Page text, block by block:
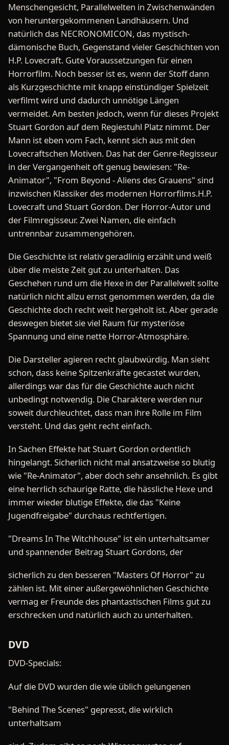
Menschengesicht, Parallelwelten in Zwischenwänden
von heruntergekommenen Landhäusern. Und
natürlich das NECRONOMICON, das mystisch-
dämonische Buch, Gegenstand vieler Geschichten von
H.P. Lovecraft. Gute Voraussetzungen für einen
Horrorfilm. Noch besser ist es, wenn der Stoff dann
als Kurzgeschichte mit knapp einstündiger Spielzeit
verfilmt wird und dadurch unnötige Längen
vermeidet. Am besten jedoch, wenn für dieses Projekt
Stuart Gordon auf dem Regiestuhl Platz nimmt. Der
Mann ist eben vom Fach, kennt sich aus mit den
Lovecraftschen Motiven. Das hat der Genre-Regisseur
in der Vergangenheit oft genug bewiesen: "Re-
Animator", "From Beyond - Aliens des Grauens" sind
inzwischen Klassiker des modernen Horrorfilms.H.P.
Lovecraft und Stuart Gordon. Der Horror-Autor und
der Filmregisseur. Zwei Namen, die einfach
untrennbar zusammengehören.
Die Geschichte ist relativ geradlinig erzählt und weiß
über die meiste Zeit gut zu unterhalten. Das
Geschehen rund um die Hexe in der Parallelwelt sollte
natürlich nicht allzu ernst genommen werden, da die
Geschichte doch recht weit hergeholt ist. Aber gerade
deswegen bietet sie viel Raum für mysteriöse
Spannung und eine nette Horror-Atmosphäre.
Die Darsteller agieren recht glaubwürdig. Man sieht
schon, dass keine Spitzenkräfte gecastet wurden,
allerdings war das für die Geschichte auch nicht
unbedingt notwendig. Die Charaktere werden nur
soweit durchleuchtet, dass man ihre Rolle im Film
versteht. Und das geht recht einfach.
In Sachen Effekte hat Stuart Gordon ordentlich
hingelangt. Sicherlich nicht mal ansatzweise so blutig
wie "Re-Animator", aber doch sehr ansehnlich. Es gibt
eine herrlich schaurige Ratte, die hässliche Hexe und
immer wieder blutige Effekte, die das "Keine
Jugendfreigabe" durchaus rechtfertigen.
"Dreams In The Witchhouse" ist ein unterhaltsamer
und spannender Beitrag Stuart Gordons, der
sicherlich zu den besseren "Masters Of Horror" zu
zählen ist. Mit einer außergewöhnlichen Geschichte
vermag er Freunde des phantastischen Films gut zu
erschrecken und natürlich auch zu unterhalten.
DVD
DVD-Specials:
Auf die DVD wurden die wie üblich gelungenen
"Behind The Scenes" gepresst, die wirklich
unterhaltsam